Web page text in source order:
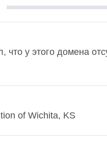
у этого домена
of Wichita, KS